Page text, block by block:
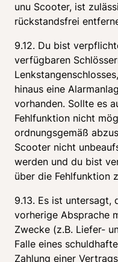
unu Scooter, ist
rückstandsfrei
9.12. Du bist
verfügbaren
hinaus eine
vorhanden. Sollte es
Fehlfunktion nicht
ordnungsgemäß
Scooter nicht
werden und du bist
über die Fehlfunktion
9.13. Es ist untersagt,
vorherige Absprache
Zwecke (z.B. Liefer-
Falle eines
Zahlung einer